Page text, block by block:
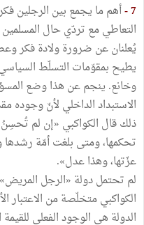
7 - أهم ما يجمع بين الرجلين
التعاطي مع تردّي حال المسلمين
يُعلنان عن ضرورة ولادة فكر
يطيح بمقوّمات التسلّط
وخانع. ينجم عن هذا وضع
الاستبداد الداخلي لأنّ وجوده
ذلك قال الكواكبي «إن لم تُحسِنُ
تحكمها، ومتى بلغت أمّة
عزّتها، وهذا عدل».
لم تحتمل دولة «الرجل
الكواكبي متخلّصة من
الدولة هي الوجود الفعلي